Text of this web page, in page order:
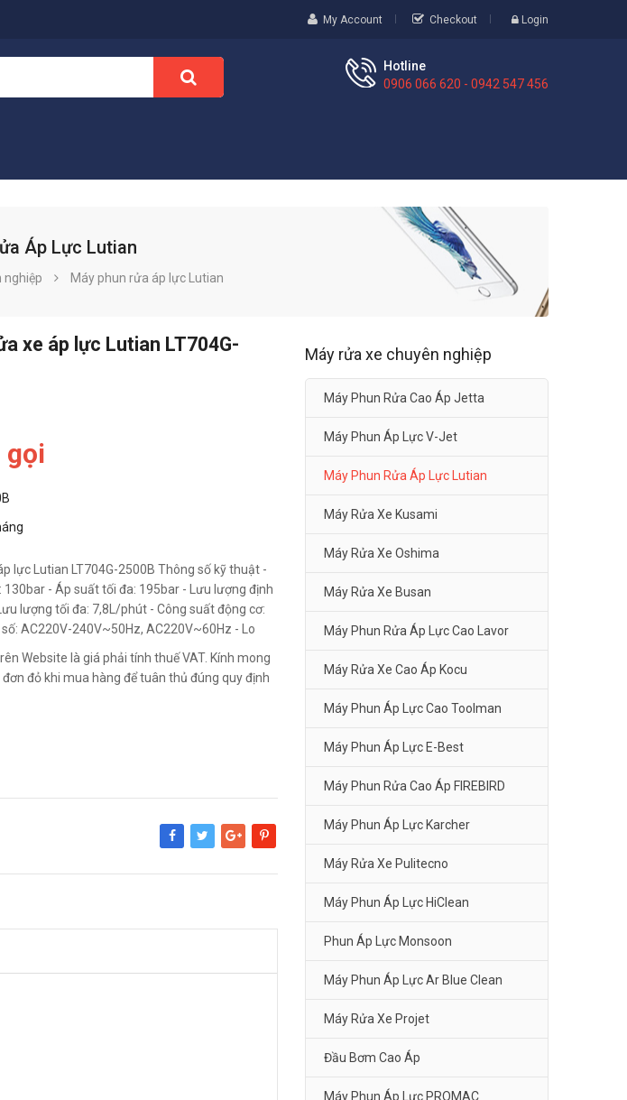
My Account Checkout Login
Hotline
0906 066 620 - 0942 547 456
Áp Lực Lutian
nghiệp Máy phun rửa áp lực Lutian
xe áp lực Lutian LT704G-
gọi
lực Lutian LT704G-2500B Thông số kỹ thuật -
- Áp suất tối đa: 195bar - Lưu lượng định
lượng tối đa: 7,8L/phút - Công suất động cơ:
AC220V-240V~50Hz, AC220V~60Hz - Lo
Website là giá phải tính thuế VAT. Kính mong
đỏ khi mua hàng để tuân thủ đúng quy định
Share Tweet Google+Pinterest
Máy rửa xe chuyên nghiệp
Máy Phun Rửa Cao Áp Jetta
Máy Phun Áp Lực V-Jet
Máy Phun Rửa Áp Lực Lutian
Máy Rửa Xe Kusami
Máy Rửa Xe Oshima
Máy Rửa Xe Busan
Máy Phun Rửa Áp Lực Cao Lavor
Máy Rửa Xe Cao Áp Kocu
Máy Phun Áp Lực Cao Toolman
Máy Phun Áp Lực E-Best
Máy Phun Rửa Cao Áp FIREBIRD
Máy Phun Áp Lực Karcher
Máy Rửa Xe Pulitecno
Máy Phun Áp Lực HiClean
Phun Áp Lực Monsoon
Máy Phun Áp Lực Ar Blue Clean
Máy Rửa Xe Projet
Đầu Bơm Cao Áp
Máy Phun Áp Lực PROMAC